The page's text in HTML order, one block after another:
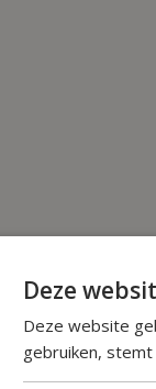
Deze
Deze website
gebruiken,